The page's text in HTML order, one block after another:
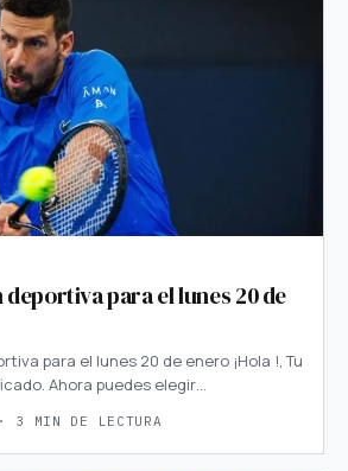
para el lunes 20 de
para el lunes 20 de enero ¡Hola !, Tu
Ahora puedes elegir…
3 MIN DE LECTURA